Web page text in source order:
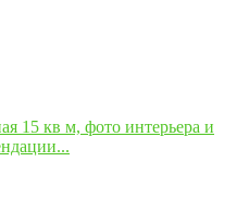
15 кв м, фото интерьера и